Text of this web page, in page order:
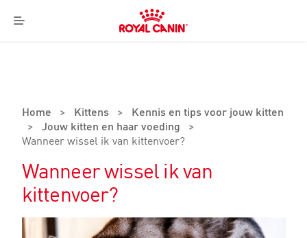
Menu
Royal
Canin
Home > Kittens >
Kennis en tips voor jouw kitten
> Jouw kitten en haar voeding
>
Wanneer wissel ik van kittenvoer?
Wanneer wissel ik van
kittenvoer?